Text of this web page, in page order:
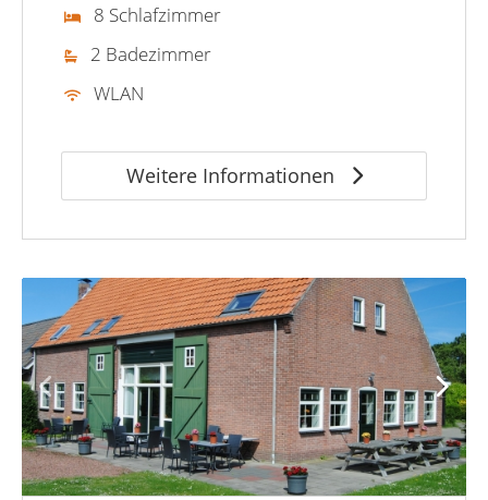
8 Schlafzimmer
2 Badezimmer
WLAN
Weitere Informationen